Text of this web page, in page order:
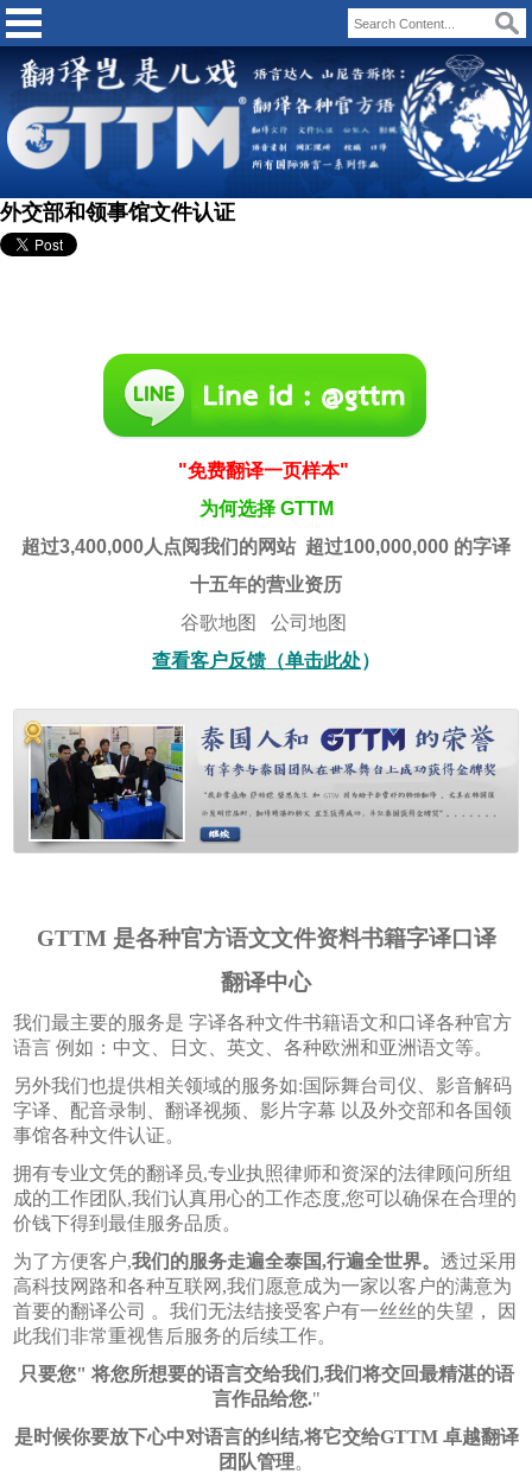
外交部和领事馆文件认证
"免费翻译一页样本"
为何选择GTTM
超过3,400,000人点阅我们的网站 超过100,000,000 的字译
十五年的营业资历
谷歌地图
公司地图
查看客户反馈（单击此处）
GTTM 是各种官方语文文件资料书籍字译口译
翻译中心
我们最主要的服务是 字译各种文件书籍语文和口译各种官方
语言 例如：中文、日文、英文、各种欧洲和亚洲语文等。
另外我们也提供相关领域的服务如:国际舞台司仪、影音解码
字译、配音录制、翻译视频、影片字幕 以及外交部和各国领
事馆各种文件认证。
拥有专业文凭的翻译员,专业执照律师和资深的法律顾问所组
成的工作团队 ,我们认真用心的工作态度,您可以确保在合理的
价钱下得到最佳服务品质。
为了方便客户,我们的服务走遍全泰国,行遍全世界。透过采用
高科技网路和各种互联网 ,我们愿意成为一家以客户的满意为
首要的翻译公司 。我们无法结接受客户有一丝丝的失望， 因
此我们非常重视售后服务的后续工作。
只要您" 将您所想要的语言交给我们,我们将交回最精湛的语
言作品给您."
是时候你要放下心中对语言的纠结,将它交给GTTM 卓越翻译
团队管理。